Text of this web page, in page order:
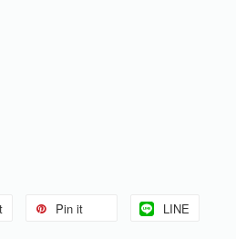
Pin it LINE